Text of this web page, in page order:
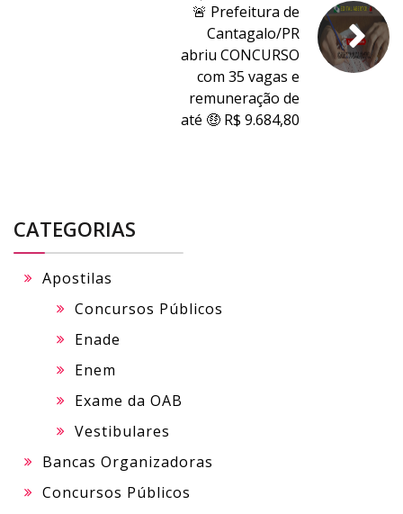
🚨 Prefeitura de
Cantagalo/PR
abriu CONCURSO
com 35 vagas e
remuneração de
até 🤑 R$ 9.684,80
CATEGORIAS
Apostilas
Concursos Públicos
Enade
Enem
Exame da OAB
Vestibulares
Bancas Organizadoras
Concursos Públicos